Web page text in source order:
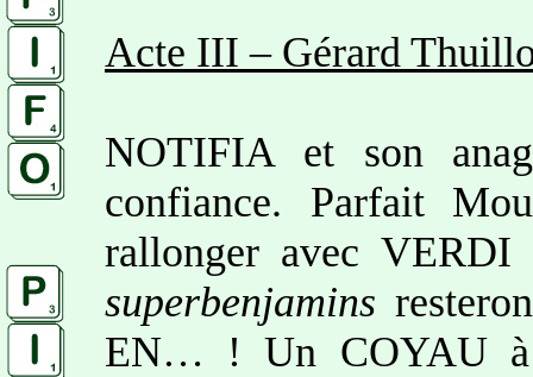
Acte III – Gérard
NOTIFIA et son
confiance. Parfait
rallonger avec VERDI
superbenjamins
EN… ! Un COYAU à